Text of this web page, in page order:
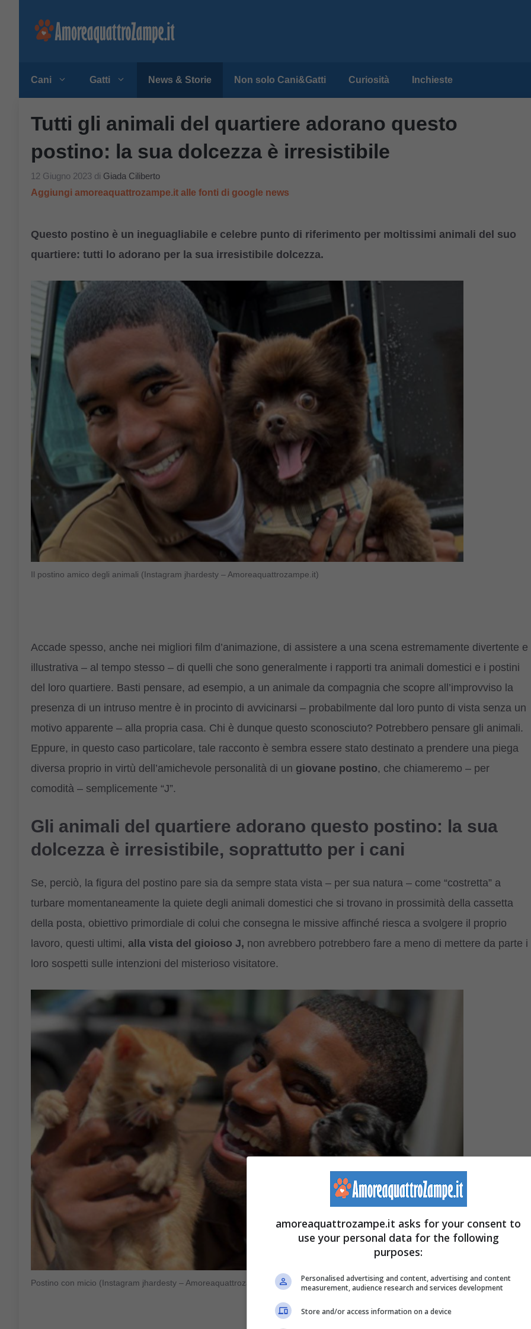
Cani Gatti News & Storie Non solo Cani&Gatti Curiosità Inchieste
Tutti gli animali del quartiere adorano questo
postino: la sua dolcezza è irresistibile
12 Giugno 2023 di Giada Ciliberto
Aggiungi amoreaquattrozampe.it alle fonti di google news
Questo postino è un ineguagliabile e celebre punto di riferimento per moltissimi animali del suo
quartiere: tutti lo adorano per la sua irresistibile dolcezza.
Il postino amico degli animali (Instagram jhardesty – Amoreaquattrozampe.it)
Accade spesso, anche nei migliori film d’animazione, di assistere a una scena estremamente divertente e
illustrativa – al tempo stesso – di quelli che sono generalmente i rapporti tra animali domestici e i postini
del loro quartiere. Basti pensare, ad esempio, a un animale da compagnia che scopre all’improvviso la
presenza di un intruso mentre è in procinto di avvicinarsi – probabilmente dal loro punto di vista senza un
motivo apparente – alla propria casa. Chi è dunque questo sconosciuto? Potrebbero pensare gli animali.
Eppure, in questo caso particolare, tale racconto è sembra essere stato destinato a prendere una piega
diversa proprio in virtù dell’amichevole personalità di un giovane postino, che chiameremo – per
comodità – semplicemente “J”.
Gli animali del quartiere adorano questo postino: la sua
dolcezza è irresistibile, soprattutto per i cani
Se, perciò, la figura del postino pare sia da sempre stata vista – per sua natura – come “costretta” a
turbare momentaneamente la quiete degli animali domestici che si trovano in prossimità della cassetta
della posta, obiettivo primordiale di colui che consegna le missive affinché riesca a svolgere il proprio
lavoro, questi ultimi, alla vista del gioioso J, non avrebbero potrebbero fare a meno di mettere da parte i
loro sospetti sulle intenzioni del misterioso visitatore.
Postino con micio (Instagram jhardesty – Amoreaquattrozampe.it)
amoreaquattrozampe.it asks for your consent to
use your personal data for the following
purposes:
Personalised advertising and content, advertising and content
measurement, audience research and services development
Store and/or access information on a device